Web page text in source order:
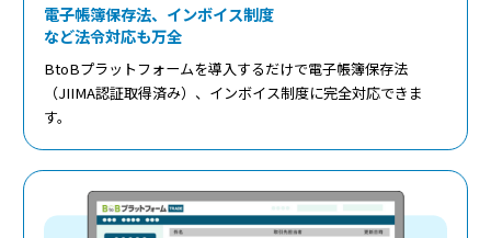
電子帳簿保存法、インボイス制度
など法令対応も万全
BtoBプラットフォームを導入するだけで電子帳簿保存法
（JIIMA認証取得済み）、インボイス制度に完全対応できま
す。